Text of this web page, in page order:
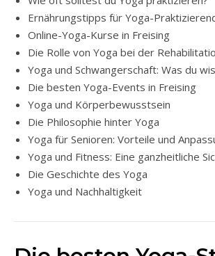
Ernährungstipps für Yoga-
Online-Yoga-Kurse in Freising
Die Rolle von Yoga bei der
Yoga und Schwangerschaft: Was du
Die besten Yoga-Events in Freising
Yoga und Körperbewusstsein
Die Philosophie hinter Yoga
Yoga für Senioren: Vorteile und
Yoga und Fitness: Eine ganzheitliche
Die Geschichte des Yoga
Yoga und Nachhaltigkeit